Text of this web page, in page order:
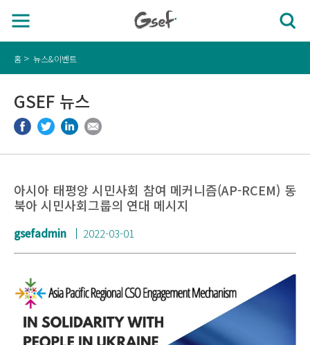
홈 뉴스&이벤트
GSEF 뉴스
아시아 태평앙 시민사회 참여 메커니즘(AP-RCEM) 동
북아 시민사회그룹의 연대 메시지
gsefadmin 2022-03-01